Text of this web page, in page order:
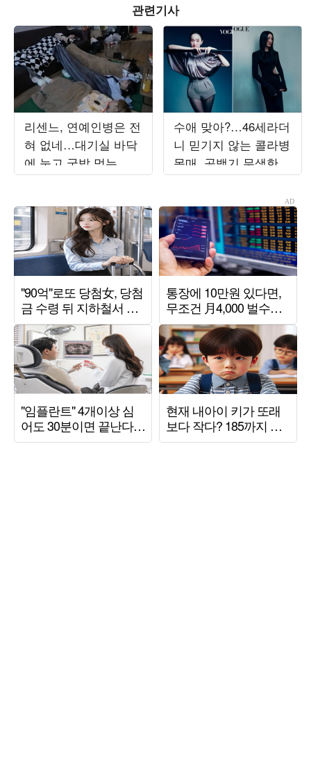
관련기사
리센느, 연예인병은 전
혀 없네…대기실 바닥
에 눕고 국밥 먹는 소
탈함 ('전참시')
수애 맞아?…46세라더
니 믿기지 않는 콜라병
몸매, 공백기 무색한
연예인 포스